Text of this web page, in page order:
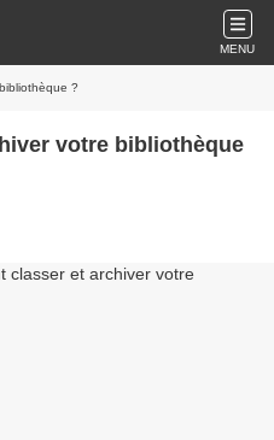
MENU
?
votre bibliothèque